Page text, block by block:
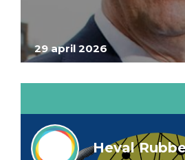
29 april 2026
Heval